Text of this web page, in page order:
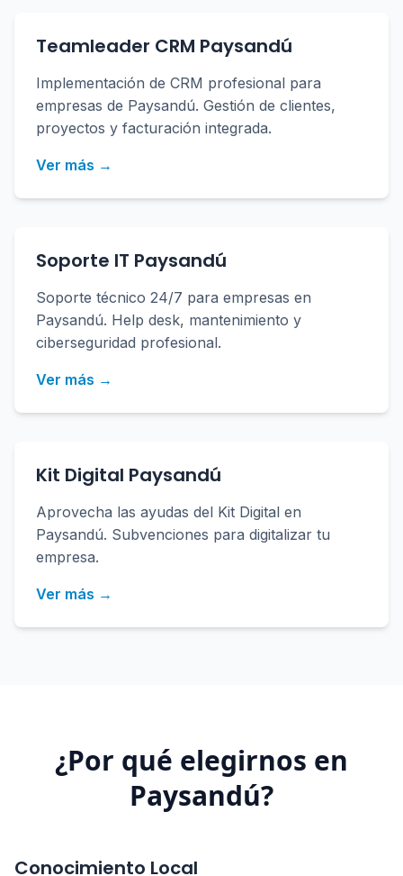
Teamleader CRM Paysandú
Implementación de CRM profesional para
empresas de Paysandú. Gestión de clientes,
proyectos y facturación integrada.
Ver más →
Soporte IT Paysandú
Soporte técnico 24/7 para empresas en
Paysandú. Help desk, mantenimiento y
ciberseguridad profesional.
Ver más →
Kit Digital Paysandú
Aprovecha las ayudas del Kit Digital en
Paysandú. Subvenciones para digitalizar tu
empresa.
Ver más →
¿Por qué elegirnos en
Paysandú?
Conocimiento Local